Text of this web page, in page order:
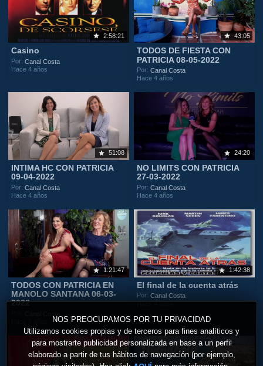
NOS PREOCUPAMOS POR TU PRIVACIDAD
Utilizamos cookies propias y de terceros para fines analíticos y
para mostrarte publicidad personalizada en base a un perfil
elaborado a partir de tus hábitos de navegación (por ejemplo,
2:58:21
Casino
Por:Canal Costa
Hace 4 años
43:05
TODOS DE FIESTA CON
PATRICIA 08-05-2022
Por:Canal Costa
Hace 4 años
51:08
INTIMA HC CON PATRICIA
09-04-2022
Por:Canal Costa
Hace 4 años
24:20
NO LIMITS CON PATRICIA
27-03-2022
Por:Canal Costa
Hace 4 años
1:21:47
TODOS CON PATRICIA EN
MANOLO SANTANA 06-03-
2022
1:42:38
El final de la cuenta atrás
Por:Canal Costa
Hace 4 años